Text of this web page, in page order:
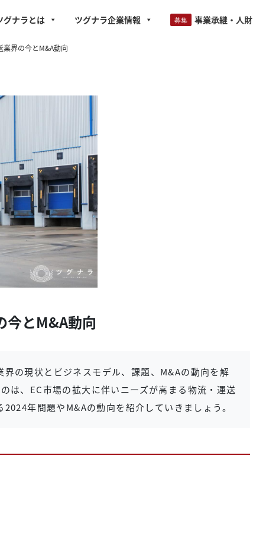
グナラとは ツグナラ企業情報 事業承継・人財
業界の今とM&A動向
今とM&A動向
界の現状とビジネスモデル、課題、M&Aの動向を解
は、EC市場の拡大に伴いニーズが高まる物流・運送
年問題やM&Aの動向を紹介していきましょう。